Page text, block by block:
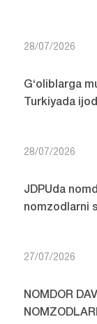
28/07/2026
G‘oliblarga
Turkiyada
28/07/2026
JDPUda
nomzodlarni
27/07/2026
NOMDOR